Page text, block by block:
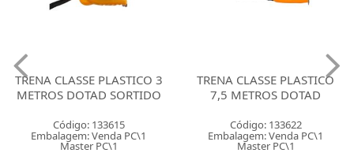
TRENA CLASSE PLASTICO 3
METROS DOTAD SORTIDO
Código: 133615
Embalagem: Venda PC\1
Master PC\1
TRENA CLASSE PLASTICO
7,5 METROS DOTAD
Código: 133622
Embalagem: Venda PC\1
Master PC\1